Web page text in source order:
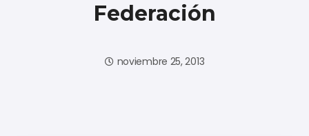
Federación
noviembre 25, 2013